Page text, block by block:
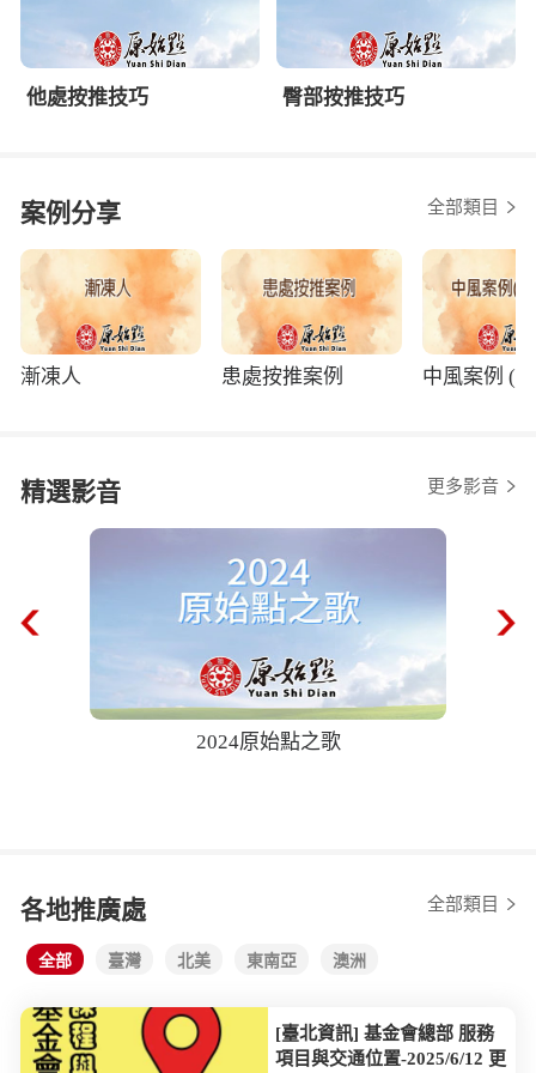
他處按推技巧 臀部按推技巧
案例分享 全部類目
漸凍人 患處按推案例 中風案例 (
精選影音 更多影音
2024原始點之歌
各地推廣處 全部類目
全部 臺灣 北美 東南亞 澳洲
[臺北資訊] 基金會總部 服務
項目與交通位置-2025/6/12 更